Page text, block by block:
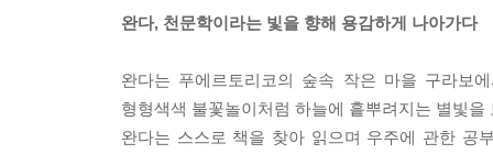
완다, 천문학이라는 빛을 향해 용감하게 나아가다
완다는 푸에르토리코의 숲속 작은 마을 구라보
형형색색 불꽃놀이처럼 하늘에 흩뿌려지는 별빛
완다는 스스로 책을 찾아 읽으며 우주에 관한 공